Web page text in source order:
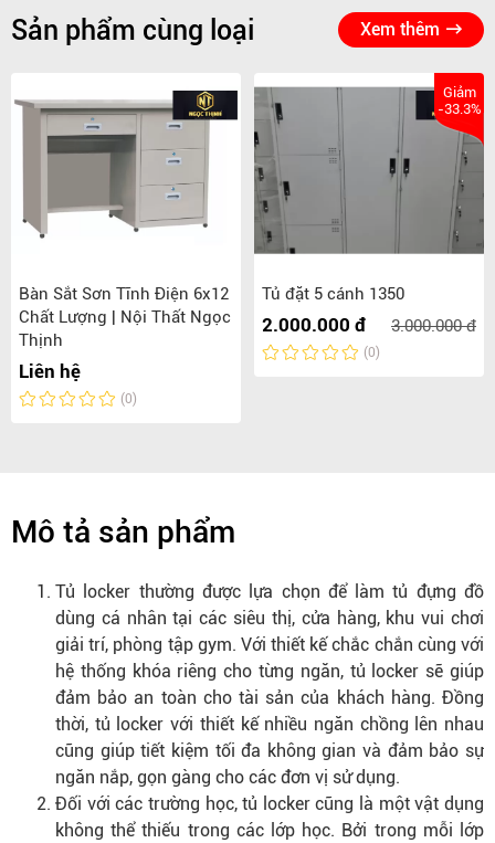
Sản phẩm cùng loại Xem thêm
Bàn Sắt Sơn Tĩnh Điện 6x12
Chất Lượng | Nội Thất Ngọc
Thịnh
Liên hệ
(0)
Giảm
-33.3%
Tủ đặt 5 cánh 1350
2.000.000 đ 3.000.000 đ
(0)
Mô tả sản phẩm
Tủ locker thường được lựa chọn để làm tủ đựng đồ
dùng cá nhân tại các siêu thị, cửa hàng, khu vui chơi
giải trí, phòng tập gym. Với thiết kế chắc chắn cùng với
hệ thống khóa riêng cho từng ngăn, tủ locker sẽ giúp
đảm bảo an toàn cho tài sản của khách hàng. Đồng
thời, tủ locker với thiết kế nhiều ngăn chồng lên nhau
cũng giúp tiết kiệm tối đa không gian và đảm bảo sự
ngăn nắp, gọn gàng cho các đơn vị sử dụng.
Đối với các trường học, tủ locker cũng là một vật dụng
không thể thiếu trong các lớp học. Bởi trong mỗi lớp